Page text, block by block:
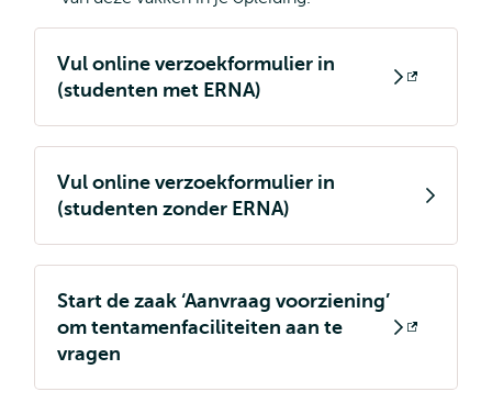
Vul online verzoekformulier in
(studenten met ERNA)
Opent
Vul online verzoekformulier in
(studenten zonder ERNA)
Start de zaak ‘Aanvraag voorziening’
om tentamenfaciliteiten aan te
vragen
Opent
extern